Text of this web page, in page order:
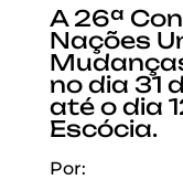
A 26ª
Nações
no dia 31
até o dia
Escócia.
Por: